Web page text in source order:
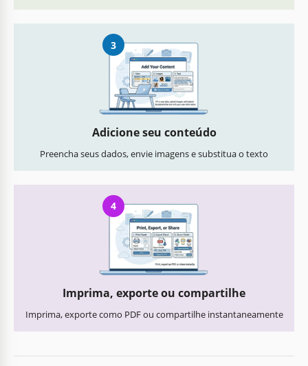
3
Adicione seu conteúdo
Preencha seus dados, envie imagens e substitua o texto
4
Imprima, exporte ou compartilhe
Imprima, exporte como PDF ou compartilhe instantaneamente